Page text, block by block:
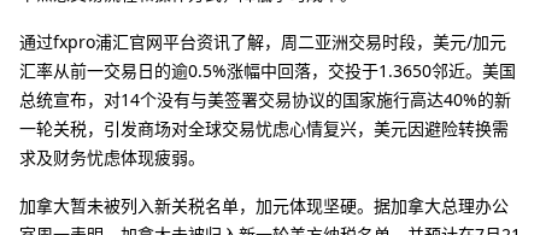
通过fxpro浦汇官网平台资讯了解，周二亚洲交易时段，美元/加元
汇率从前一交易日的逾0.5%涨幅中回落，交投于1.3650邻近。美国
总统宣布，对14个没有与美签署交易协议的国家施行高达40%的新
一轮关税，引发商场对全球交易忧虑心情复兴，美元因避险转换需
求及财务忧虑体现疲弱。
加拿大暂未被列入新关税名单，加元体现坚硬。据加拿大总理办公